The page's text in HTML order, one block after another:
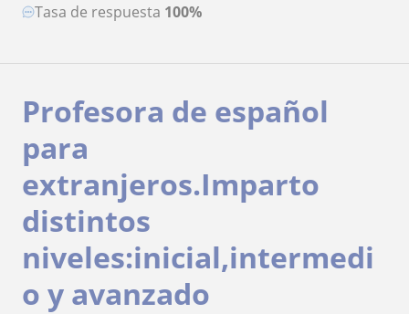
Tasa de respuesta 100%
Profesora de español
para
extranjeros.Imparto
distintos
niveles:inicial,intermedi
o y avanzado